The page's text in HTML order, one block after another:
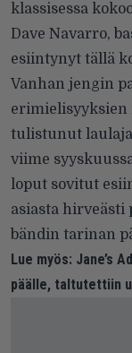
klassisessa
Dave Navarro,
esiintynyt tällä
Vanhan jengin
erimielisyyksien
tulistunut
viime
loput sovitut
asiasta
bändin tarinan
Lue myös: Jane’s
päälle, taltutettiin